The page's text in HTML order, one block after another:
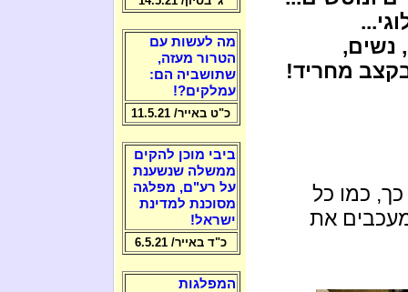
נשים,
מחריד!
כמו כל
את
מה לעשות עם
הטרור מעזה,
שתושביה הם:
עמלקים?!
כ"ט באייר/ 11.5.21
ביבי מוכן להקים
ממשלה שנשענת
על רע"ם, מפלגה
מסוכנת למדינת
ישראל!
כ"ד באייר/ 6.5.21
המפלגות